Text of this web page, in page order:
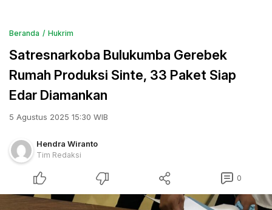
Beranda Hukrim
Satresnarkoba Bulukumba Gerebek
Rumah Produksi Sinte, 33 Paket Siap
Edar Diamankan
5 Agustus 2025 15:30 WIB
Hendra Wiranto
Tim Redaksi
0